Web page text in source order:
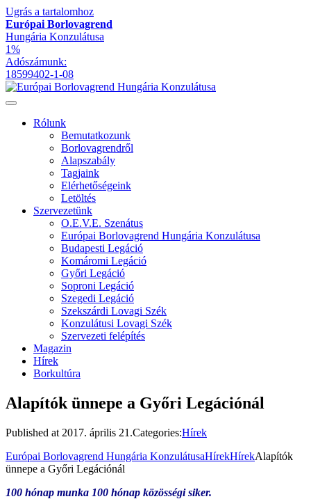
Ugrás a tartalomhoz
Európai Borlovagrend
Hungária Konzulátusa
1%
Adószámunk:
18599402-1-08
Rólunk
Bemutatkozunk
Borlovagrendről
Alapszabály
Tagjaink
Elérhetőségeink
Letöltés
Szervezetünk
O.E.V.E. Szenátus
Európai Borlovagrend Hungária Konzulátusa
Budapesti Legáció
Komáromi Legáció
Győri Legáció
Soproni Legáció
Szegedi Legáció
Szekszárdi Lovagi Szék
Konzulátusi Lovagi Szék
Szervezeti felépítés
Magazin
Hírek
Borkultúra
Alapítók ünnepe a Győri Legációnál
Published at 2017. április 21.Categories:Hírek
Európai Borlovagrend Hungária KonzulátusaHírekHírekAlapítók
ünnepe a Győri Legációnál
100 hónap munka 100 hónap közösségi siker.